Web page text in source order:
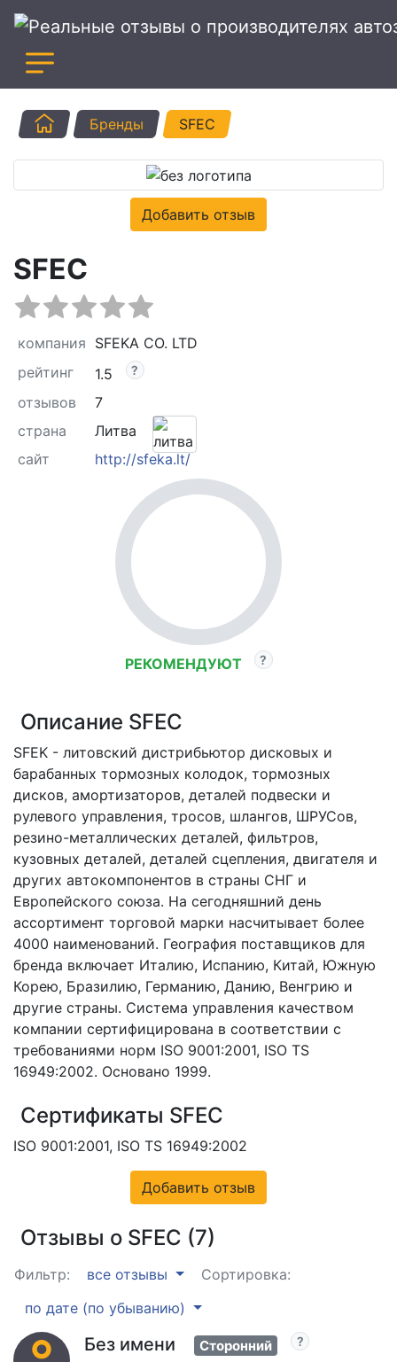
ГлавнаяБренды SFEC
Добавить отзыв
SFEC
компания SFEKA CO. LTD
рейтинг
1.5
отзывов
7
страна
Литва
сайт
http://sfeka.lt/
РЕКОМЕНДУЮТ
Описание SFEC
SFEK - литовский дистрибьютор дисковых и
барабанных тормозных колодок, тормозных
дисков, амортизаторов, деталей подвески и
рулевого управления, тросов, шлангов, ШРУСов,
резино-металлических деталей, фильтров,
кузовных деталей, деталей сцепления, двигателя и
других автокомпонентов в страны СНГ и
Европейского союза. На сегодняшний день
ассортимент торговой марки насчитывает более
4000 наименований. География поставщиков для
бренда включает Италию, Испанию, Китай, Южную
Корею, Бразилию, Германию, Данию, Венгрию и
другие страны. Система управления качеством
компании сертифицирована в соответствии с
требованиями норм ISO 9001:2001, ISO TS
16949:2002. Основано 1999.
Сертификаты SFEC
ISO 9001:2001, ISO TS 16949:2002
Добавить отзыв
Отзывы о SFEC (7)
Фильтр: все отзывы
Сортировка:
по дате (по убыванию)
Без имени Сторонний